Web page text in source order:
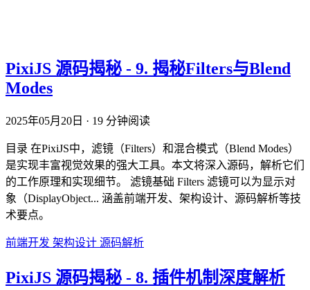
PixiJS 源码揭秘 - 9. 揭秘Filters与Blend
Modes
2025年05月20日 · 19 分钟阅读
目录 在PixiJS中，滤镜（Filters）和混合模式（Blend Modes）
是实现丰富视觉效果的强大工具。本文将深入源码，解析它们
的工作原理和实现细节。 滤镜基础 Filters 滤镜可以为显示对
象（DisplayObject... 涵盖前端开发、架构设计、源码解析等技
术要点。
前端开发 架构设计 源码解析
PixiJS 源码揭秘 - 8. 插件机制深度解析